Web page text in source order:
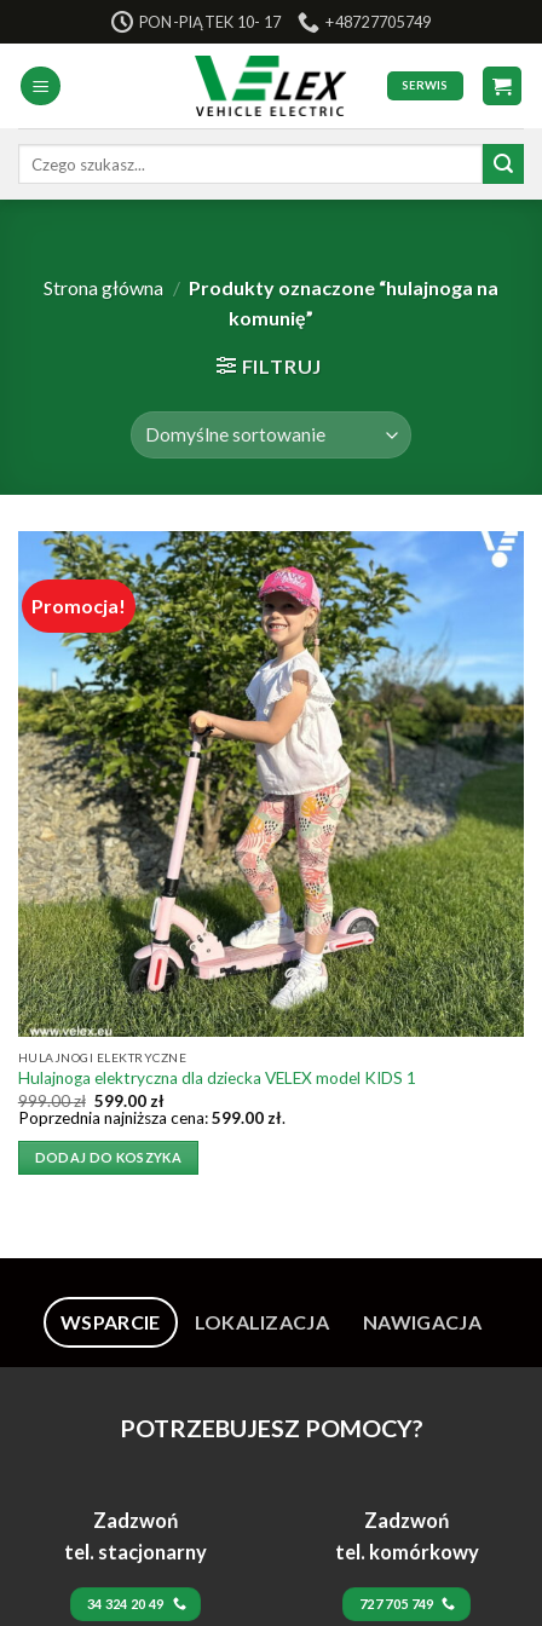
to
content
PON-PIĄTEK 10- 17 +48727705749
SERWIS
Strona główna / Produkty oznaczone “hulajnoga na
komunię”
FILTRUJ
Promocja!
HULAJNOGI ELEKTRYCZNE
Hulajnoga elektryczna dla dziecka VELEX model KIDS 1
999.00zł Pierwotna
cena
wynosiła:
999.00 zł.
599.00 złAktualna
cena
wynosi:
599.00 zł.
Poprzednia najniższa cena:599.00 zł.
DODAJ DO KOSZYKA
WSPARCIE LOKALIZACJA NAWIGACJA
POTRZEBUJESZ POMOCY?
Zadzwoń
tel. stacjonarny
34 324 20 49
Zadzwoń
tel. komórkowy
727 705 749